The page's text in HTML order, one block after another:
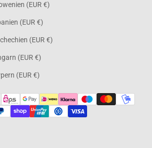
(EUR €)
(EUR €)
(EUR €)
(EUR €)
(EUR €)